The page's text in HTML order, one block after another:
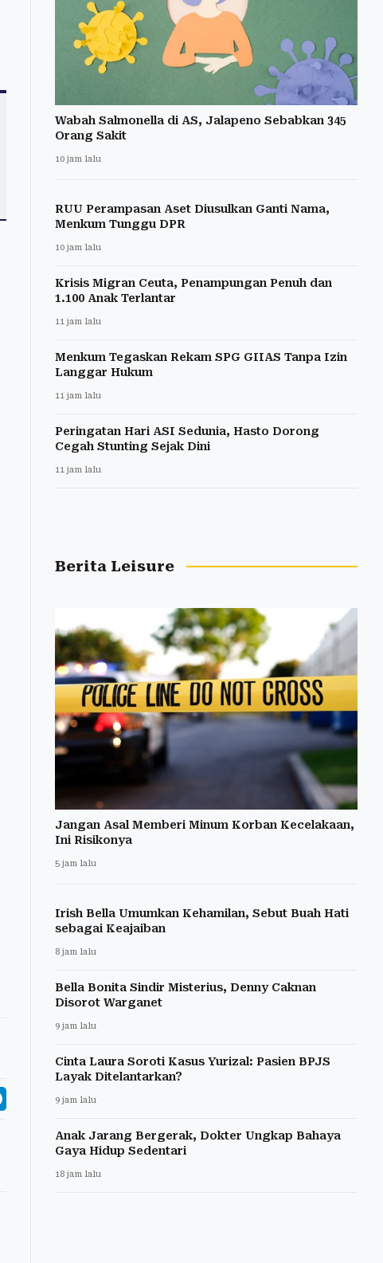
Wabah Salmonella di AS, Jalapeno Sebabkan 345
Orang Sakit
10 jam lalu
RUU Perampasan Aset Diusulkan Ganti Nama,
Menkum Tunggu DPR
10 jam lalu
Krisis Migran Ceuta, Penampungan Penuh dan
1.100 Anak Terlantar
11 jam lalu
Menkum Tegaskan Rekam SPG GIIAS Tanpa Izin
Langgar Hukum
11 jam lalu
Peringatan Hari ASI Sedunia, Hasto Dorong
Cegah Stunting Sejak Dini
11 jam lalu
Berita Leisure
Jangan Asal Memberi Minum Korban Kecelakaan,
Ini Risikonya
5 jam lalu
Irish Bella Umumkan Kehamilan, Sebut Buah Hati
sebagai Keajaiban
8 jam lalu
Bella Bonita Sindir Misterius, Denny Caknan
Disorot Warganet
9 jam lalu
Cinta Laura Soroti Kasus Yurizal: Pasien BPJS
Layak Ditelantarkan?
9 jam lalu
Anak Jarang Bergerak, Dokter Ungkap Bahaya
Gaya Hidup Sedentari
18 jam lalu